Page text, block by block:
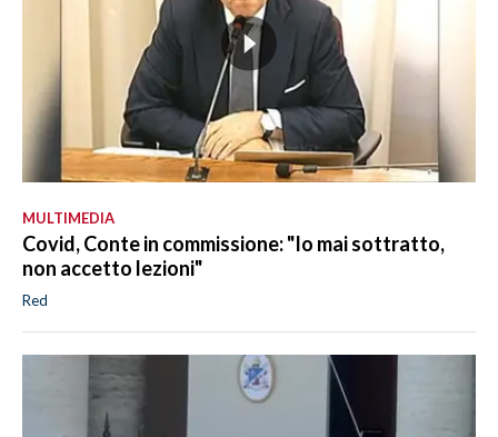
MULTIMEDIA
Covid, Conte in commissione: "Io mai sottratto,
non accetto lezioni"
Red